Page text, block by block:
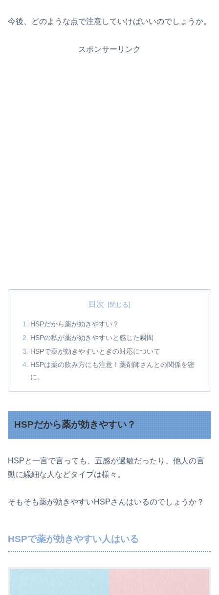
今後、どのような点で注意していけばいいのでしょうか。
スポンサーリンク
目次
HSPだから薬が効きやすい？
HSPの私が薬が効きやすいと感じた瞬間
HSPで薬が効きやすいときの対応について
HSPは薬の飲み方にも注意！薬剤師さんとの関係を密
に。
HSPだから薬が効きやすい？
HSPと一言で言っても、五感が過敏だったり、他人の言
動に繊細な人などタイプは様々。
そもそも薬が効きやすいHSPさんはいるのでしょうか？
HSPで薬が効きやすい人はいる